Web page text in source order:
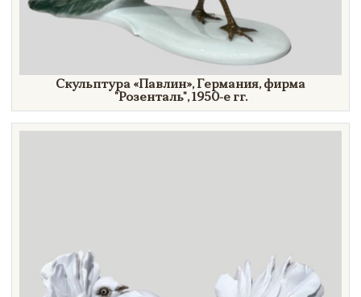
Скульптура «Павлин», Германия, фирма
"Розенталь", 1950-е гг.